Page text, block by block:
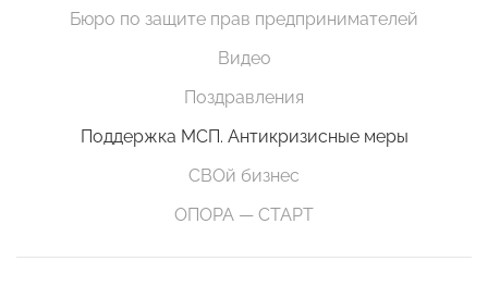
Бюро по защите прав предпринимателей
Видео
Поздравления
Поддержка МСП. Антикризисные меры
СВОй бизнес
ОПОРА — СТАРТ